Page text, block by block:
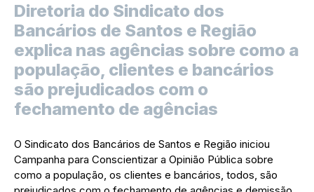
Diretoria do Sindicato dos
Bancários de Santos e Região
explica nas agências sobre como a
população, clientes e bancários
são prejudicados com o
fechamento de agências
O Sindicato dos Bancários de Santos e Região iniciou
Campanha para Conscientizar a Opinião Pública sobre
como a população, os clientes e bancários, todos, são